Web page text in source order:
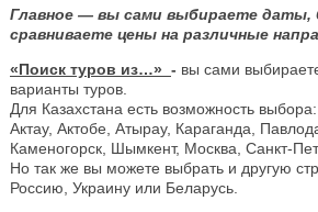
Главное — вы сами выбираете даты,
сравниваете цены на различные
«Поиск туров из…» - вы сами
варианты туров.
Для Казахстана есть возможность
Актау, Актобе, Атырау, Караганда,
Каменогорск, Шымкент, Москва, Санкт-
Но так же вы можете выбрать и другую
Россию, Украину или Беларусь.